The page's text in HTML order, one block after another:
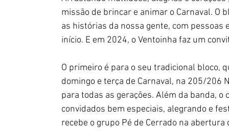
missão de brincar e animar o Carnaval.
as histórias da nossa gente, com
início. E em 2024, o Ventoinha faz um
O primeiro é para o seu tradicional bloco,
domingo e terça de Carnaval, na 205/
para todas as gerações. Além da banda,
convidados bem especiais, alegrando e
recebe o grupo Pé de Cerrado na